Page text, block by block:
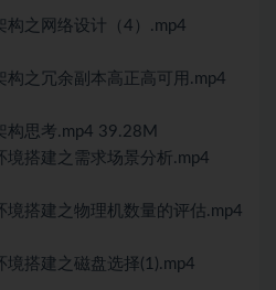
构之网络设计（4）.mp4
之冗余副本高正高可用.mp4
构思考.mp4 39.28M
搭建之需求场景分析.mp4
搭建之物理机数量的评估.mp4
搭建之磁盘选择(1).mp4